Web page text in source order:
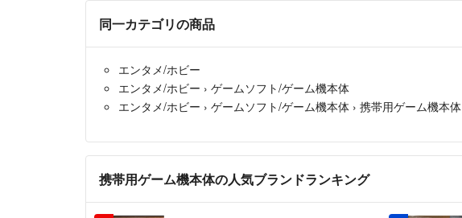
同一カテゴリの商品
エンタメ/ホビー
エンタメ/ホビー › ゲームソフト/ゲーム機本体
エンタメ/ホビー › ゲームソフト/ゲーム機本体 › 携帯用ゲーム機本体
携帯用ゲーム機本体の人気ブランドランキング